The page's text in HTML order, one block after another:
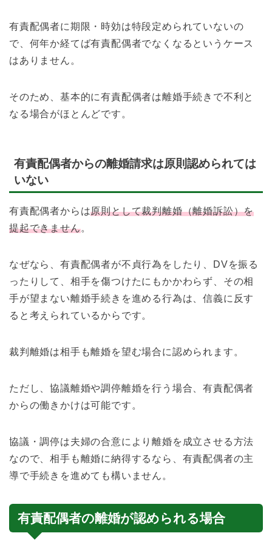
有責配偶者に期限・時効は特段定められていないの
で、何年か経てば有責配偶者でなくなるというケース
はありません。
そのため、基本的に有責配偶者は離婚手続きで不利と
なる場合がほとんどです。
有責配偶者からの離婚請求は原則認められては
いない
有責配偶者からは原則として裁判離婚（離婚訴訟）を
提起できません。
なぜなら、有責配偶者が不貞行為をしたり、DVを振る
ったりして、相手を傷つけたにもかかわらず、その相
手が望まない離婚手続きを進める行為は、信義に反す
ると考えられているからです。
裁判離婚は相手も離婚を望む場合に認められます。
ただし、協議離婚や調停離婚を行う場合、有責配偶者
からの働きかけは可能です。
協議・調停は夫婦の合意により離婚を成立させる方法
なので、相手も離婚に納得するなら、有責配偶者の主
導で手続きを進めても構いません。
有責配偶者の離婚が認められる場合